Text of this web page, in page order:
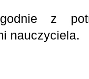
z
nauczyciela.